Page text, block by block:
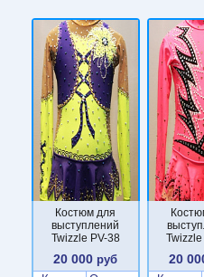
Костюм для
выступлений
Twizzle PV-38
20 000 руб
20